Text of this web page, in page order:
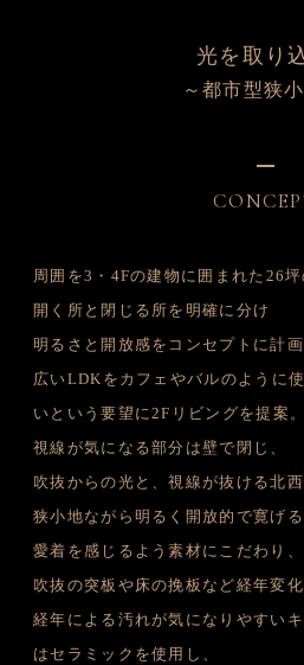
光を取り
～都市型狭
周囲を3・4Fの建物に囲まれた26坪
開く所と閉じる所を明確に分け
明るさと開放感をコンセプトに計画
広いLDKをカフェやバルのように
いという要望に2Fリビングを提案。
視線が気になる部分は壁で閉じ、
吹抜からの光と、視線が抜ける北
狭小地ながら明るく開放的で寛げる
愛着を感じるよう素材にこだわり、
吹抜の突板や床の挽板など経年変
経年による汚れが気になりやすい
はセラミックを使用し、